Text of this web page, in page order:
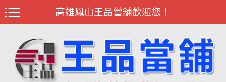
高雄鳳山王品當舖歡迎您！